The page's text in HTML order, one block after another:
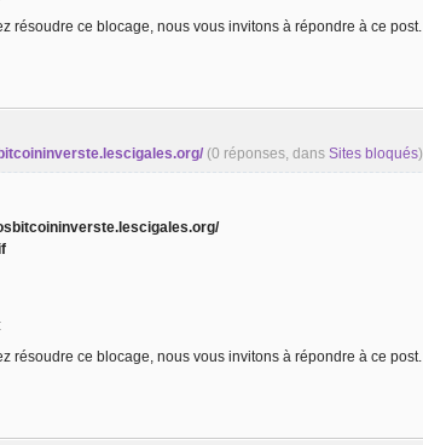
résoudre ce blocage, nous vous invitons à répondre à ce post.
(0 réponses, dans Sites bloqués)
résoudre ce blocage, nous vous invitons à répondre à ce post.